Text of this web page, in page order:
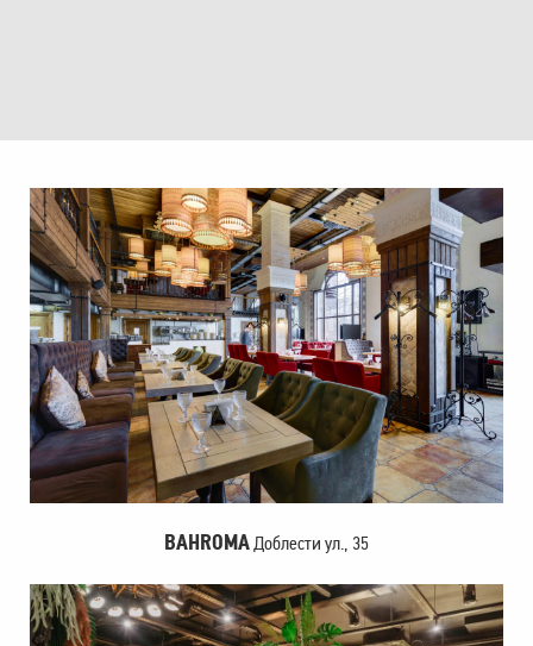
BAHROMAДоблести ул., 35